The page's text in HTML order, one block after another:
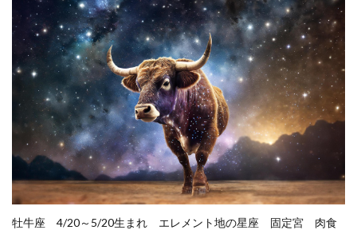
牡牛座 4/20～5/20生まれ エレメント地の星座 固定宮 肉食